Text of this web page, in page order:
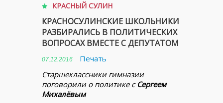
КРАСНЫЙ СУЛИН
КРАСНОСУЛИНСКИЕ ШКОЛЬНИКИ
РАЗБИРАЛИСЬ В ПОЛИТИЧЕСКИХ
ВОПРОСАХ ВМЕСТЕ С ДЕПУТАТОМ
07.12.2016
Печать
Старшеклассники гимназии
поговорили о политике с Сергеем
Михалёвым